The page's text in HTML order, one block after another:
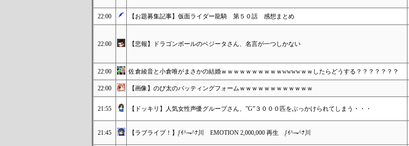
22:00 【お題募集記事】仮面ライダー龍騎 第５０話 感想まとめ
22:00 【悲報】ドラゴンボールのベジータさん、名言が一つしかない
22:00 佐倉綾音と小倉唯がまさかの結婚ｗｗｗｗｗｗｗｗｗｗwwwwｗｗしたらどうする？？？？？？？
22:00 【画像】のび太のバッティングフォームｗｗｗｗｗｗｗｗｗｗｗｗ
21:55 【ドッキリ】人気女性声優グループさん、”G”３０００匹をぶっかけられてしまう・・・
21:45 【ラブライブ！】ᶘｲ^⇁^ﾅ川 EMOTION 2,000,000 再生 ᶘｲ^⇁^ﾅ川